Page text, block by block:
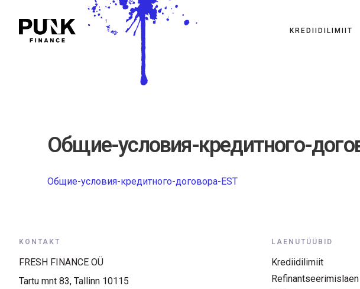
KREDIIDILIMIIT
Общие-условия-кредитного-
Общие-условия-кредитного-договора-EST
KONTAKT
FRESH FINANCE OÜ
Tartu mnt 83, Tallinn 10115
LAENUTÜÜBID
Krediidilimiit
Refinantseerimislaen